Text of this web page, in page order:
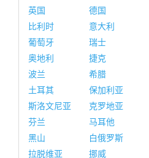
英国 德国
比利时
意大利
葡萄牙
瑞士
奥地利
捷克
波兰
希腊
土耳其
保加利亚
斯洛文尼亚
克罗地亚
芬兰
马耳他
黑山
白俄罗斯
拉脱维亚
挪威